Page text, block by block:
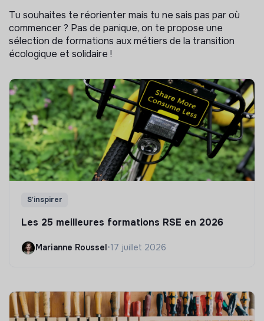
Tu souhaites te réorienter mais tu ne sais pas par où
commencer ? Pas de panique, on te propose une
sélection de formations aux métiers de la transition
écologique et solidaire !
S'inspirer
Les 25 meilleures formations RSE en 2026
Marianne Roussel•17 juillet 2026